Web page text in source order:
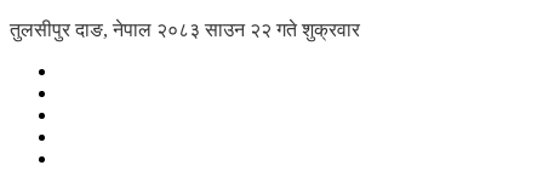
तुलसीपुर दाङ, नेपाल २०८३ साउन २२ गते शुक्रवार